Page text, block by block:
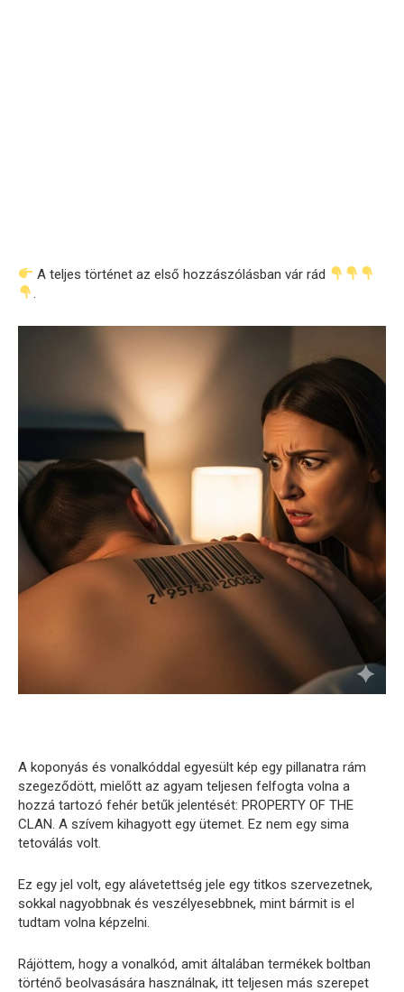
A teljes történet az első hozzászólásban vár rád
.
A koponyás és vonalkóddal egyesült kép egy pillanatra rám
szegeződött, mielőtt az agyam teljesen felfogta volna a
hozzá tartozó fehér betűk jelentését: PROPERTY OF THE
CLAN. A szívem kihagyott egy ütemet. Ez nem egy sima
tetoválás volt.
Ez egy jel volt, egy alávetettség jele egy titkos szervezetnek,
sokkal nagyobbnak és veszélyesebbnek, mint bármit is el
tudtam volna képzelni.
Rájöttem, hogy a vonalkód, amit általában termékek boltban
történő beolvasására használnak, itt teljesen más szerepet